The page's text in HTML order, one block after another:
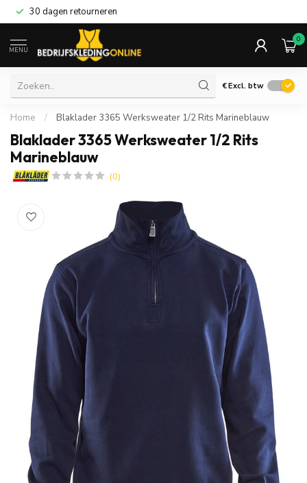
30 dagen retourneren
MENU
0
€Excl. btw
Home / Blaklader 3365 Werksweater 1/2 Rits Marineblauw
Blaklader 3365 Werksweater 1/2 Rits
Marineblauw
(0)